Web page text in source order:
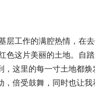
层工作的满腔热情，在
色这片美丽的土地。自
这里的每一寸土地都
倍受鼓舞，同时也让